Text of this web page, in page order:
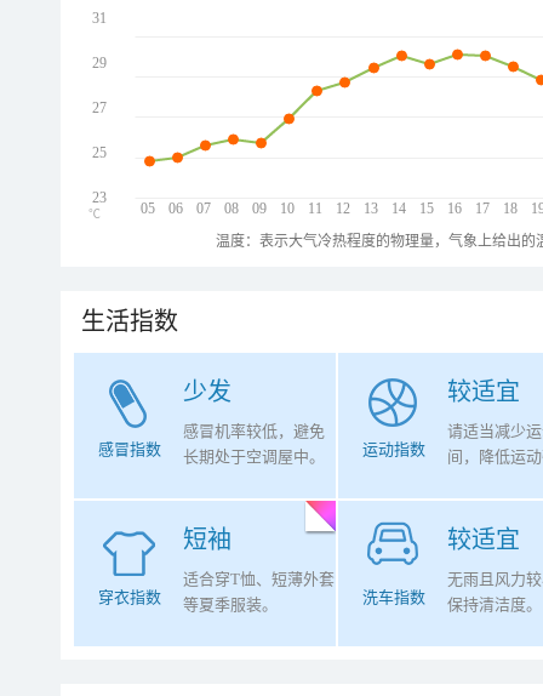
05 06 07 08 09 10 11 12 13 14 15 16 17 18
31
29
27
25
23
℃
温度：表示大气冷热程度的物理量，气象上给出
生活指数
少发
感冒指数
感冒机率较低，避免
长期处于空调屋中。
较适宜
运动指数
请适当减少
间，降低运
短袖
穿衣指数
适合穿T恤、短薄外套
等夏季服装。
较适宜
洗车指数
无雨且风力
保持清洁度。